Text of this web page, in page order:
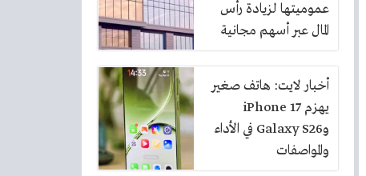
عموميتها لزيادة رأس
المال عبر أسهم مجانية
بنسبة 10%
أخبار لايت: هاتف صغير
يهزم iPhone 17
وGalaxy S26 في الأداء
والمواصفات